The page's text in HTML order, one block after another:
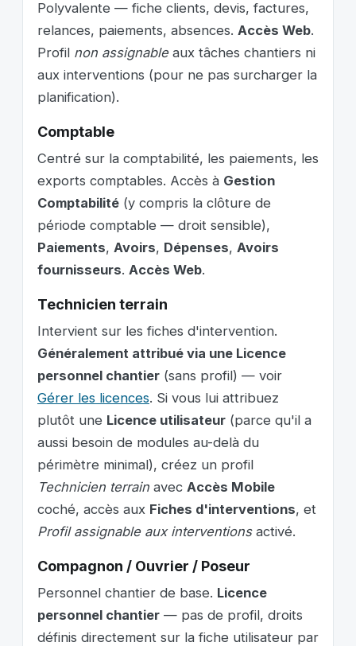
Polyvalente — fiche clients, devis, factures,
relances, paiements, absences. Accès Web.
Profil non assignableaux tâches chantiers ni
aux interventions (pour ne pas surcharger la
planification).
Comptable
Centré sur la comptabilité, les paiements, les
exports comptables. Accès à Gestion
Comptabilité (y compris la clôture de
période comptable — droit sensible),
Paiements, Avoirs, Dépenses, Avoirs
fournisseurs. Accès Web.
Technicien terrain
Intervient sur les fiches d'intervention.
Généralement attribué via une Licence
personnel chantier (sans profil) — voir
Gérer les licences. Si vous lui attribuez
plutôt une Licence utilisateur (parce qu'il a
aussi besoin de modules au-delà du
périmètre minimal), créez un profil
Technicien terrain avec Accès Mobile
coché, accès aux Fiches d'interventions, et
Profil assignable aux interventionsactivé.
Compagnon / Ouvrier / Poseur
Personnel chantier de base. Licence
personnel chantier — pas de profil, droits
définis directement sur la fiche utilisateur par